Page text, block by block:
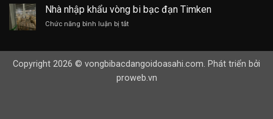
304
BI
KIM
ĐŨA
Nhà nhập khẩu vòng bi bạc đạn Timken
Chức năng bình luận bị tắtở
vòng
bi
Copyright 2026 © vongbibacdangoidoasahi.com. Phát triển bởi
proweb.vn